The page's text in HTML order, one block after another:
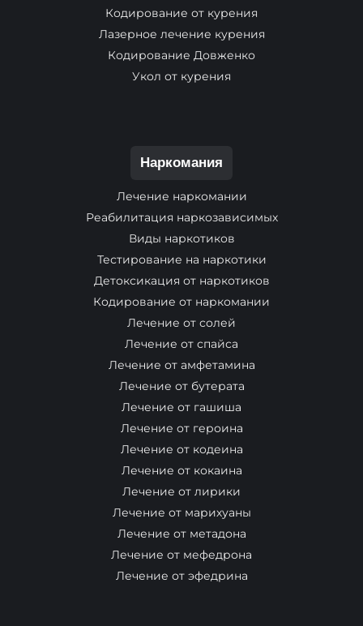
Кодирование от курения
Лазерное лечение курения
Кодирование Довженко
Укол от курения
Наркомания
Лечение наркомании
Реабилитация наркозависимых
Виды наркотиков
Тестирование на наркотики
Детоксикация от наркотиков
Кодирование от наркомании
Лечение от солей
Лечение от спайса
Лечение от амфетамина
Лечение от бутерата
Лечение от гашиша
Лечение от героина
Лечение от кодеина
Лечение от кокаина
Лечение от лирики
Лечение от марихуаны
Лечение от метадона
Лечение от мефедрона
Лечение от эфедрина